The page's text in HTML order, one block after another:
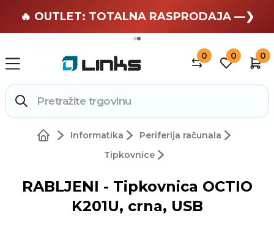
🏄 Zaslužuješ odmor —❯
🔥 OUTLET: TOTALNA RASPRODAJA —❯
0 0 0
Informatika
Periferija računala
Tipkovnice
RABLJENI - Tipkovnica OCTIO
K201U, crna, USB